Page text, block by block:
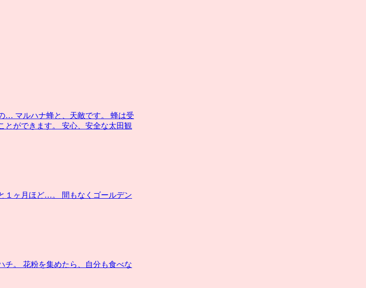
… マルハナ蜂と、天敵です。 蜂は受
とができます。 安心、安全な太田観
１ヶ月ほど…。 間もなくゴールデン
チ。 花粉を集めたら、自分も食べな